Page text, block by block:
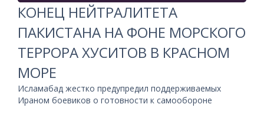
КОНЕЦ НЕЙТРАЛИТЕТА
ПАКИСТАНА НА ФОНЕ МОРСКОГО
ТЕРРОРА ХУСИТОВ В КРАСНОМ
МОРЕ
Исламабад жестко предупредил поддерживаемых
Ираном боевиков о готовности к самообороне